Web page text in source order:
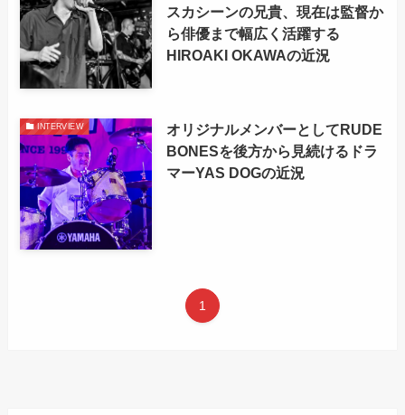
スカシーンの兄貴、現在は監督か
ら俳優まで幅広く活躍する
HIROAKI OKAWAの近況
INTERVIEW
オリジナルメンバーとしてRUDE
BONESを後方から見続けるドラ
マーYAS DOGの近況
1